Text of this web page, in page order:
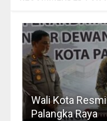
Wali Kota
Palangka Raya